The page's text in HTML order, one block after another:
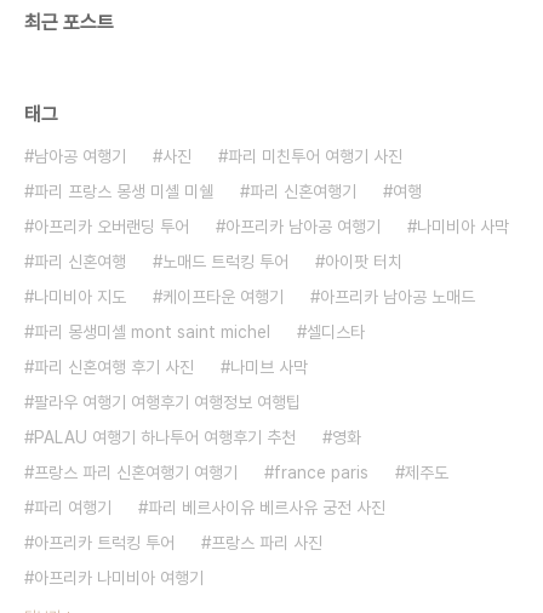
최근 포스트
태그
남아공 여행기 사진
파리 미친투어 여행기 사진
파리 프랑스 몽생 미셸 미쉘
파리 신혼여행기
여행
아프리카 오버랜딩 투어
아프리카 남아공 여행기
나미비아 사막
파리 신혼여행
노매드 트럭킹 투어
아이팟 터치
나미비아 지도
케이프타운 여행기
아프리카 남아공 노매드
파리 몽생미셸 mont saint michel
셀디스타
파리 신혼여행 후기 사진
나미브 사막
팔라우 여행기 여행후기 여행정보 여행팁
PALAU 여행기 하나투어 여행후기 추천
영화
프랑스 파리 신혼여행기 여행기
france paris
제주도
파리 여행기
파리 베르사이유 베르사유 궁전 사진
아프리카 트럭킹 투어
프랑스 파리 사진
아프리카 나미비아 여행기